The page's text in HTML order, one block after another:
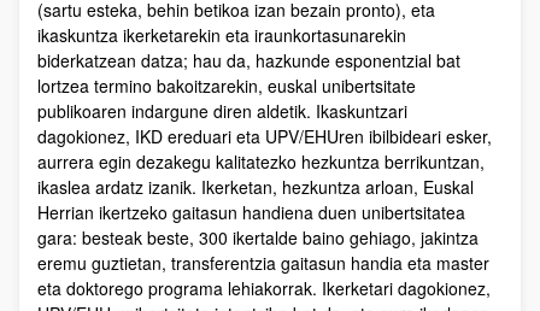
(sartu esteka, behin betikoa izan bezain pronto), eta
ikaskuntza ikerketarekin eta iraunkortasunarekin
biderkatzean datza; hau da, hazkunde esponentzial bat
lortzea termino bakoitzarekin, euskal unibertsitate
publikoaren indargune diren aldetik. Ikaskuntzari
dagokionez, IKD ereduari eta UPV/EHUren ibilbideari esker,
aurrera egin dezakegu kalitatezko hezkuntza berrikuntzan,
ikaslea ardatz izanik. Ikerketan, hezkuntza arloan, Euskal
Herrian ikertzeko gaitasun handiena duen unibertsitatea
gara: besteak beste, 300 ikertalde baino gehiago, jakintza
eremu guztietan, transferentzia gaitasun handia eta master
eta doktorego programa lehiakorrak. Ikerketari dagokionez,